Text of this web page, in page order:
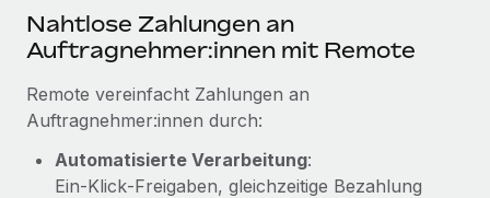
Nahtlose Zahlungen an
Auftragnehmer:innen mit Remote
Remote vereinfacht Zahlungen an
Auftragnehmer:innen durch:
Automatisierte Verarbeitung:
Ein‑Klick‑Freigaben, gleichzeitige Bezahlung